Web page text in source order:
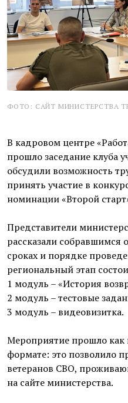
ФОТО: САЙТ МИНИСТЕРСТВА
В кадровом центре
прошло заседание клуба
обсудили возможность
принять участие в
номинации «Второй
Представители
рассказали собравшимся
сроках и порядке
региональный этап
1 модуль – «История
2 модуль – тестовые
3 модуль – видеовизитка.
Мероприятие прошло как
формате: это позволило
ветеранов СВО,
на сайте министерства.